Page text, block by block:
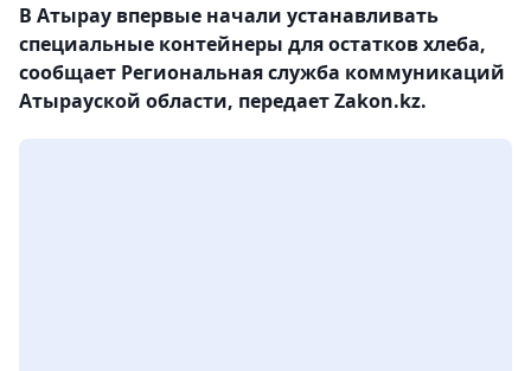
В Атырау впервые начали устанавливать
специальные контейнеры для остатков хлеба,
сообщает Региональная служба коммуникаций
Атырауской области, передает Zakon.kz.